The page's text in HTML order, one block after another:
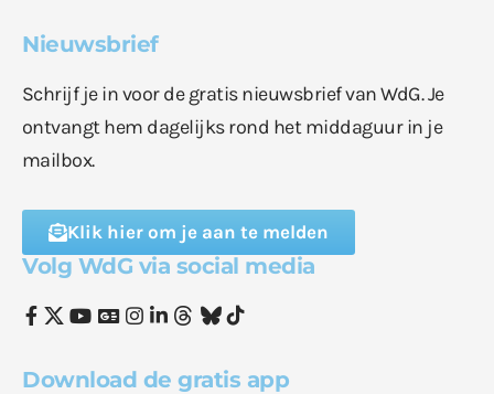
Nieuwsbrief
Schrijf je in voor de gratis nieuwsbrief van WdG. Je
ontvangt hem dagelijks rond het middaguur in je
mailbox.
Klik hier om je aan te melden
Volg WdG via social media
Download de gratis app